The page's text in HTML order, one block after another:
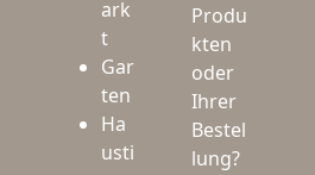
ark
t
Gar
ten
Ha
usti
Produ
kten
oder
Ihrer
Bestel
lung?